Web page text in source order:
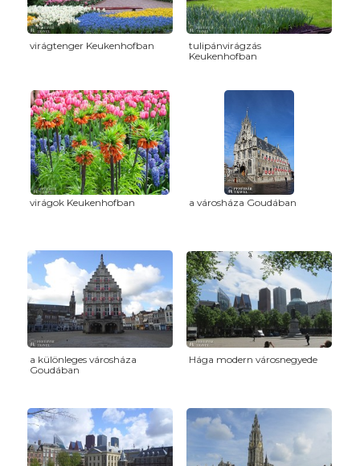
virágtenger Keukenhofban
tulipánvirágzás
Keukenhofban
virágok Keukenhofban a városháza Goudában
a különleges városháza
Goudában
Hága modern városnegyede